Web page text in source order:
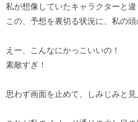
私が想像していたキャラクターと違
この、予想を裏切る状況に、私の頭
えー、こんなにかっこいいの！
素敵すぎ！
思わず画面を止めて、しみじみと見